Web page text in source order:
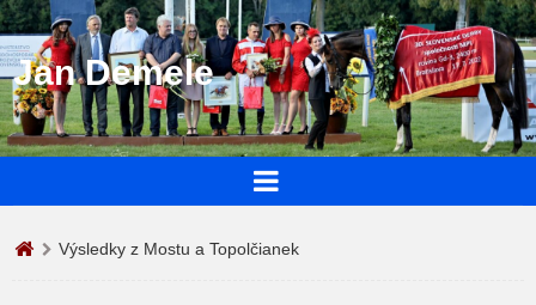
Jan Demele
Výsledky z Mostu a Topolčianek